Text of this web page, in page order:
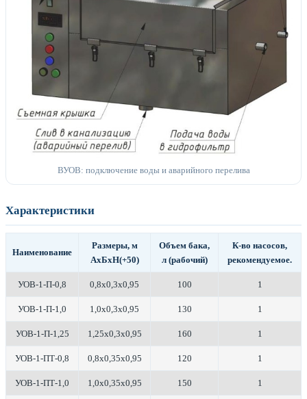
ВУОВ: подключение воды и аварийного перелива
Характеристики
Наименование
Размеры, м
АхБхН(+50)
Объем бака,
л (рабочий)
К-во насосов,
рекомендуемое.
УОВ-1-П-0,8 0,8х0,3х0,95 100 1
УОВ-1-П-1,0 1,0х0,3х0,95 130 1
УОВ-1-П-1,25 1,25х0,3х0,95 160 1
УОВ-1-ПТ-0,8 0,8х0,35х0,95 120 1
УОВ-1-ПТ-1,0 1,0х0,35х0,95 150 1